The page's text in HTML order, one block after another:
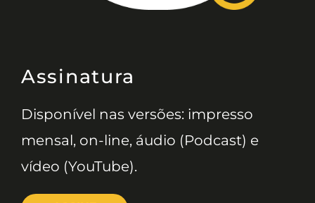
Assinatura
Disponível nas versões: impresso
mensal, on-line, áudio (Podcast) e
vídeo (YouTube).